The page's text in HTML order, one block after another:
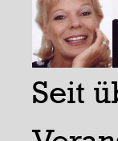
Seit